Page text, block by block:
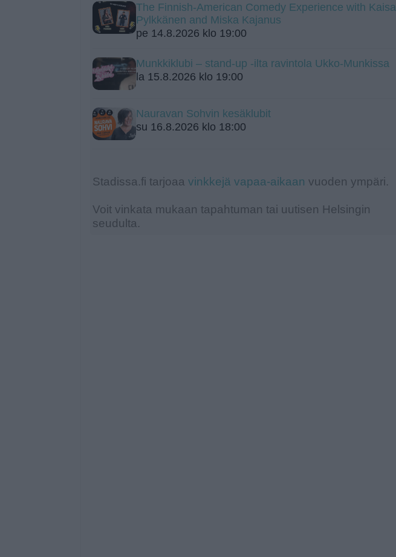
The Finnish-American Comedy Experience with Kaisa
Pylkkänen and Miska Kajanus
pe 14.8.2026 klo 19:00
Munkkiklubi – stand-up -ilta ravintola Ukko-Munkissa
la 15.8.2026 klo 19:00
Nauravan Sohvin kesäklubit
su 16.8.2026 klo 18:00
Stadissa.fi tarjoaa vinkkejä vapaa-aikaan vuoden ympäri.
Voit vinkata mukaan tapahtuman tai uutisen Helsingin
seudulta.